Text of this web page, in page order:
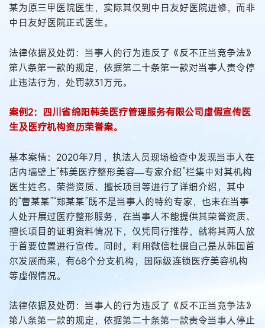
某为原三甲医院医生，实际其仅到中日友好医院进修，而非
中日友好医院正式医生。
法律依据及处罚：当事人的行为违反了《反不正当竞争法》
第八条第一款的规定，依据第二十条第一款对当事人责令停
止违法行为，处罚款31万元。
案例2：四川省绵阳韩美医疗管理服务有限公司虚假宣传医
生及医疗机构资历荣誉案。
基本案情：2020年7月，执法人员现场检查中发现当事人在
店内墙壁上“韩美医疗整形美容—专家介绍”栏集中对其机构
医生姓名、荣誉资质、擅长项目等进行了详细介绍，其中
的“曹某某”“郑某某”既不是当事人的特约专家，也未在当事
人处开展过医疗整形服务，在当事人不能提供其荣誉资质、
擅长项目的证明资料情况下，仅凭同行推荐，就将其两人放
于首要位置进行宣传。同时，利用微信杜撰自己是从韩国首
尔发展而来，有68个分支机构，国际级连锁医疗美容机构
等虚假情况。
法律依据及处罚：当事人的行为违反了《反不正当竞争法》
第八条第一款的规定，依据第二十条第一款责令当事人停止